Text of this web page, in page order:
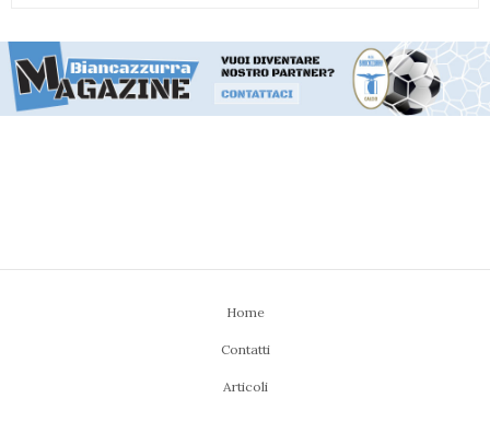
Home
Contatti
Articoli